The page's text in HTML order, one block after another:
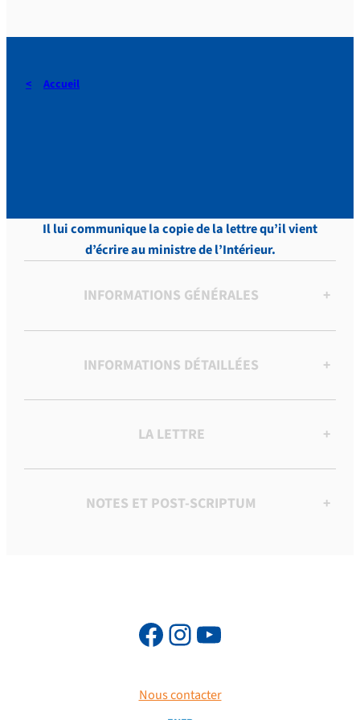
Accueil
Il lui communique la copie de la lettre qu’il vient
d’écrire au ministre de l’Intérieur.
INFORMATIONS GÉNÉRALES +
INFORMATIONS DÉTAILLÉES +
LA LETTRE +
NOTES ET POST-SCRIPTUM +
Nous contacter